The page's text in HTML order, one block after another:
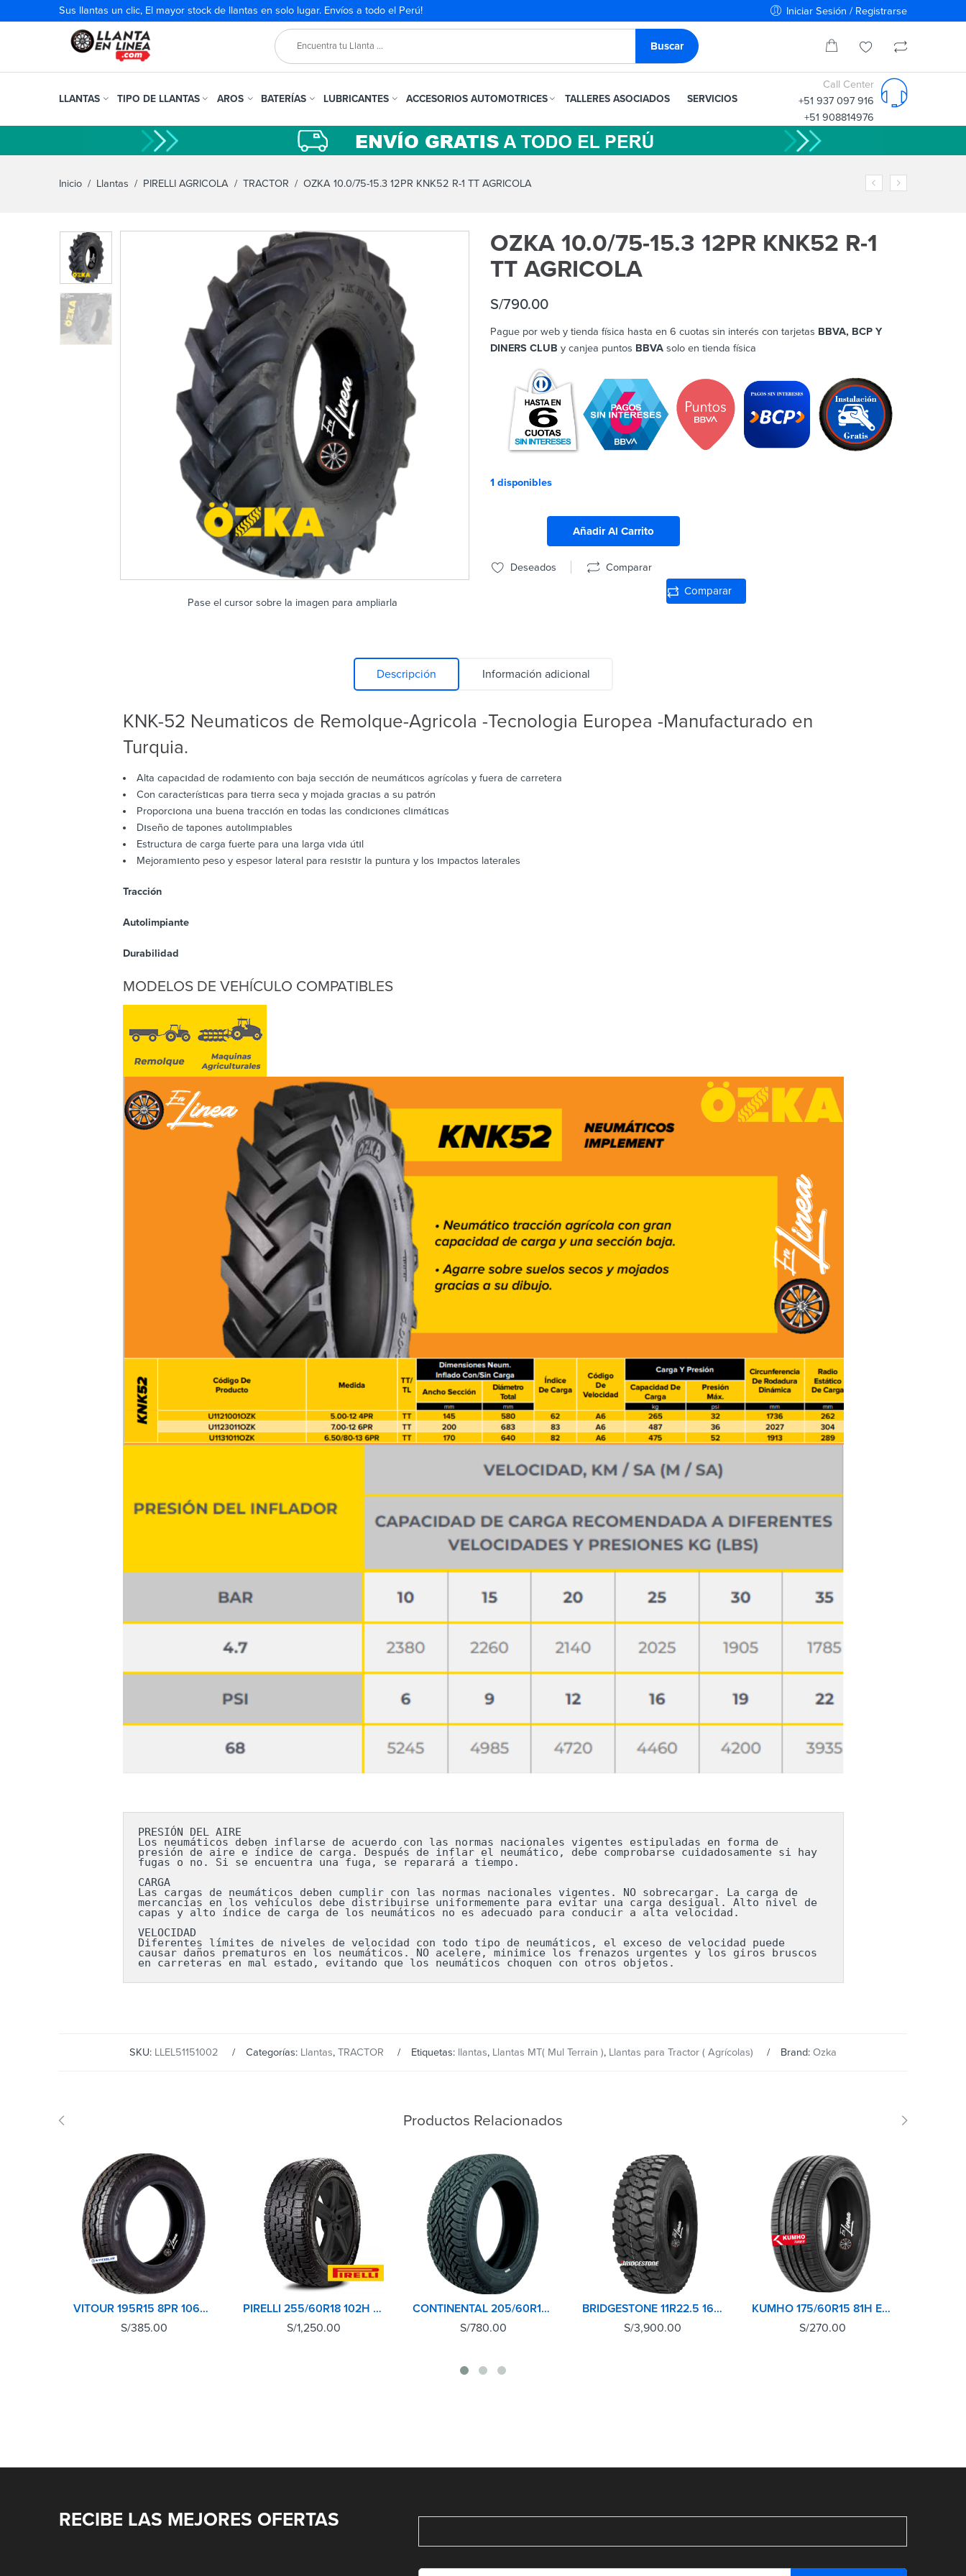
Sus llantas un clic, El mayor stock de llantas en solo lugar. Envíos a todo el Perú! Iniciar Sesión / Registrarse
LLANTAS TIPO DE LLANTAS AROS BATERÍAS LUBRICANTES ACCESORIOS AUTOMOTRICES TALLERES ASOCIADOS SERVICIOS
Call Center
+51 937 097 916
+51 908814976
Inicio / Llantas / PIRELLI AGRICOLA / TRACTOR / OZKA 10.0/75-15.3 12PR KNK52 R-1 TT AGRICOLA
Pase el cursor sobre la imagen para ampliarla
OZKA 10.0/75-15.3 12PR KNK52 R-1
TT AGRICOLA
S/790.00
Pague por web y tienda física hasta en 6 cuotas sin interés con tarjetas BBVA, BCP Y
DINERS CLUB y canjea puntos BBVA solo en tienda física
1 disponibles
Añadir Al Carrito
Deseados Comparar
Comparar
Descripción Información adicional
KNK-52 Neumaticos de Remolque-Agricola -Tecnologia Europea -Manufacturado en
Turquia.
Alta capacıdad de rodamıento con baja seccıón de neumátıcos agrícolas y fuera de carretera
Con característıcas para tıerra seca y mojada gracıas a su patrón
Proporcıona una buena traccıón en todas las condıcıones clımátıcas
Dıseño de tapones autolımpıables
Estructura de carga fuerte para una larga vıda útıl
Mejoramıento peso y espesor lateral para resıstır la puntura y los ımpactos laterales
Tracción
Autolimpiante
Durabilidad
MODELOS DE VEHÍCULO COMPATIBLES
PRESIÓN DEL AIRE
Los neumáticos deben inflarse de acuerdo con las normas nacionales vigentes estipuladas en forma de
presión de aire e índice de carga. Después de inflar el neumático, debe comprobarse cuidadosamente si hay
fugas o no. Si se encuentra una fuga, se reparará a tiempo.
CARGA
Las cargas de neumáticos deben cumplir con las normas nacionales vigentes. NO sobrecargar. La carga de
mercancías en los vehículos debe distribuirse uniformemente para evitar una carga desigual. Alto nivel de
capas y alto índice de carga de los neumáticos no es adecuado para conducir a alta velocidad.
VELOCIDAD
Diferentes límites de niveles de velocidad con todo tipo de neumáticos, el exceso de velocidad puede
causar daños prematuros en los neumáticos. NO acelere, minimice los frenazos urgentes y los giros bruscos
en carreteras en mal estado, evitando que los neumáticos choquen con otros objetos.
SKU: LLEL51151002 Categorías: Llantas, TRACTOR Etiquetas: llantas, Llantas MT( Mul Terrain ), Llantas para Tractor ( Agrícolas) Brand: Ozka
Productos Relacionados
VITOUR 195R15 8PR 106Q V2000
S/385.00
PIRELLI 255/60R18 102H SCORPION A/T+
S/1,250.00
CONTINENTAL 205/60R15 91H CROSSCONTACT AT
S/780.00
BRIDGESTONE 11R22.5 16 PR L355 POSTERIOR
S/3,900.00
KUMHO 175/60R15 81H ECOWING ES31 TL
S/270.00
RECIBE LAS MEJORES OFERTAS